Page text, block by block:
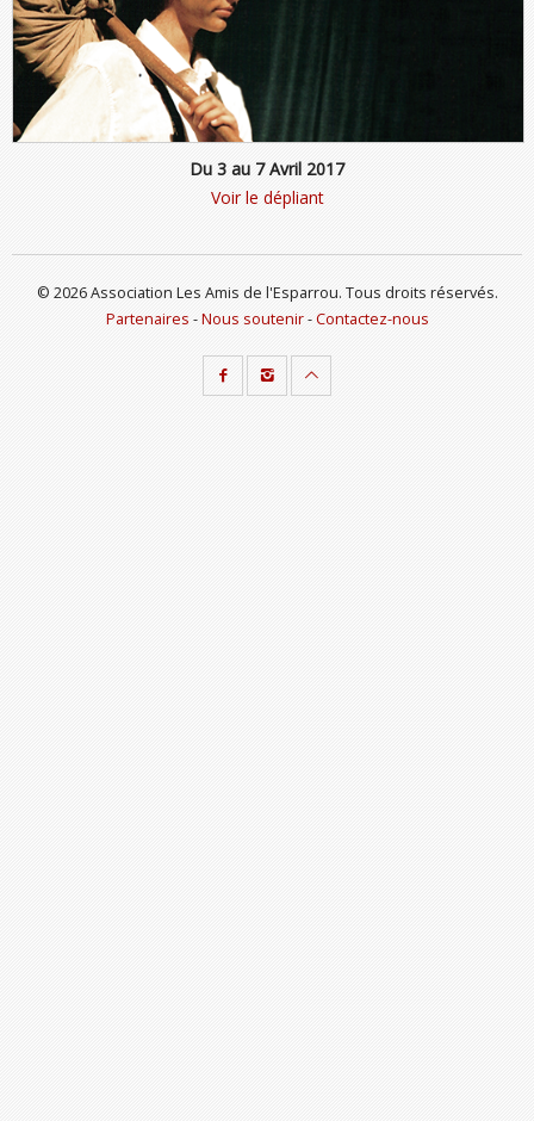
Du 3 au 7 Avril 2017
Voir le dépliant
© 2026 Association Les Amis de l'Esparrou. Tous droits réservés.
Partenaires -Nous soutenir-Contactez-nous